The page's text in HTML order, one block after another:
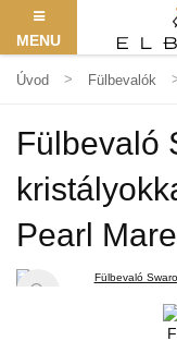
MENU
Úvod Fülbevalók
Fülbevaló
Pearl